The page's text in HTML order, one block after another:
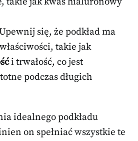
się, że podkład ma
takie jak
i trwałość, co jest
podczas długich
idealnego podkładu
on spełniać wszystkie te